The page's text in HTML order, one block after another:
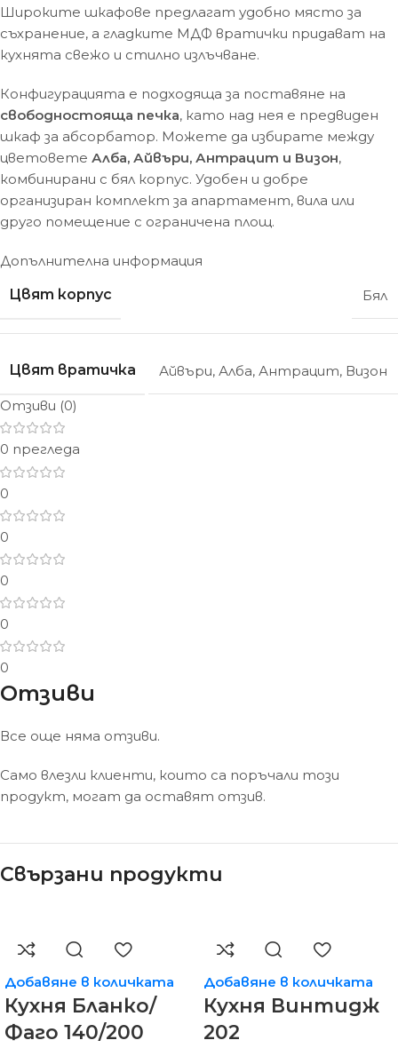
Широките шкафове предлагат удобно място за
съхранение, а гладките МДФ вратички придават на
кухнята свежо и стилно излъчване.
Конфигурацията е подходяща за поставяне на
свободностояща печка, като над нея е предвиден
шкаф за абсорбатор. Можете да избирате между
цветовете Алба, Айвъри, Антрацит и Визон,
комбинирани с бял корпус. Удобен и добре
организиран комплект за апартамент, вила или
друго помещение с ограничена площ.
Допълнителна информация
Цвят корпус
Бял
Цвят вратичка Айвъри, Алба, Антрацит, Визон
Отзиви (0)
0 прегледа
0
0
0
0
0
Отзиви
Все още няма отзиви.
Само влезли клиенти, които са поръчали този
продукт, могат да оставят отзив.
Свързани продукти
Добавяне в количката
Кухня Бланко/
Фаго 140/200
Добавяне в количката
Кухня Винтидж
202